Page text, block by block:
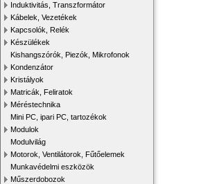
Induktivitás, Transzformátor
Kábelek, Vezetékek
Kapcsolók, Relék
Készülékek
Kishangszórók, Piezók, Mikrofonok
Kondenzátor
Kristályok
Matricák, Feliratok
Méréstechnika
Mini PC, ipari PC, tartozékok
Modulok
Modulvilág
Motorok, Ventilátorok, Fűtőelemek
Munkavédelmi eszközök
Műszerdobozok